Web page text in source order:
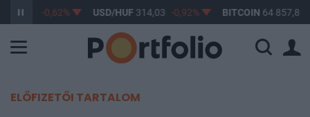
363,15 -0,62% USD/HUF314,03 -0,92% BITCOIN 64 857,87
ELŐFIZETŐI TARTALOM